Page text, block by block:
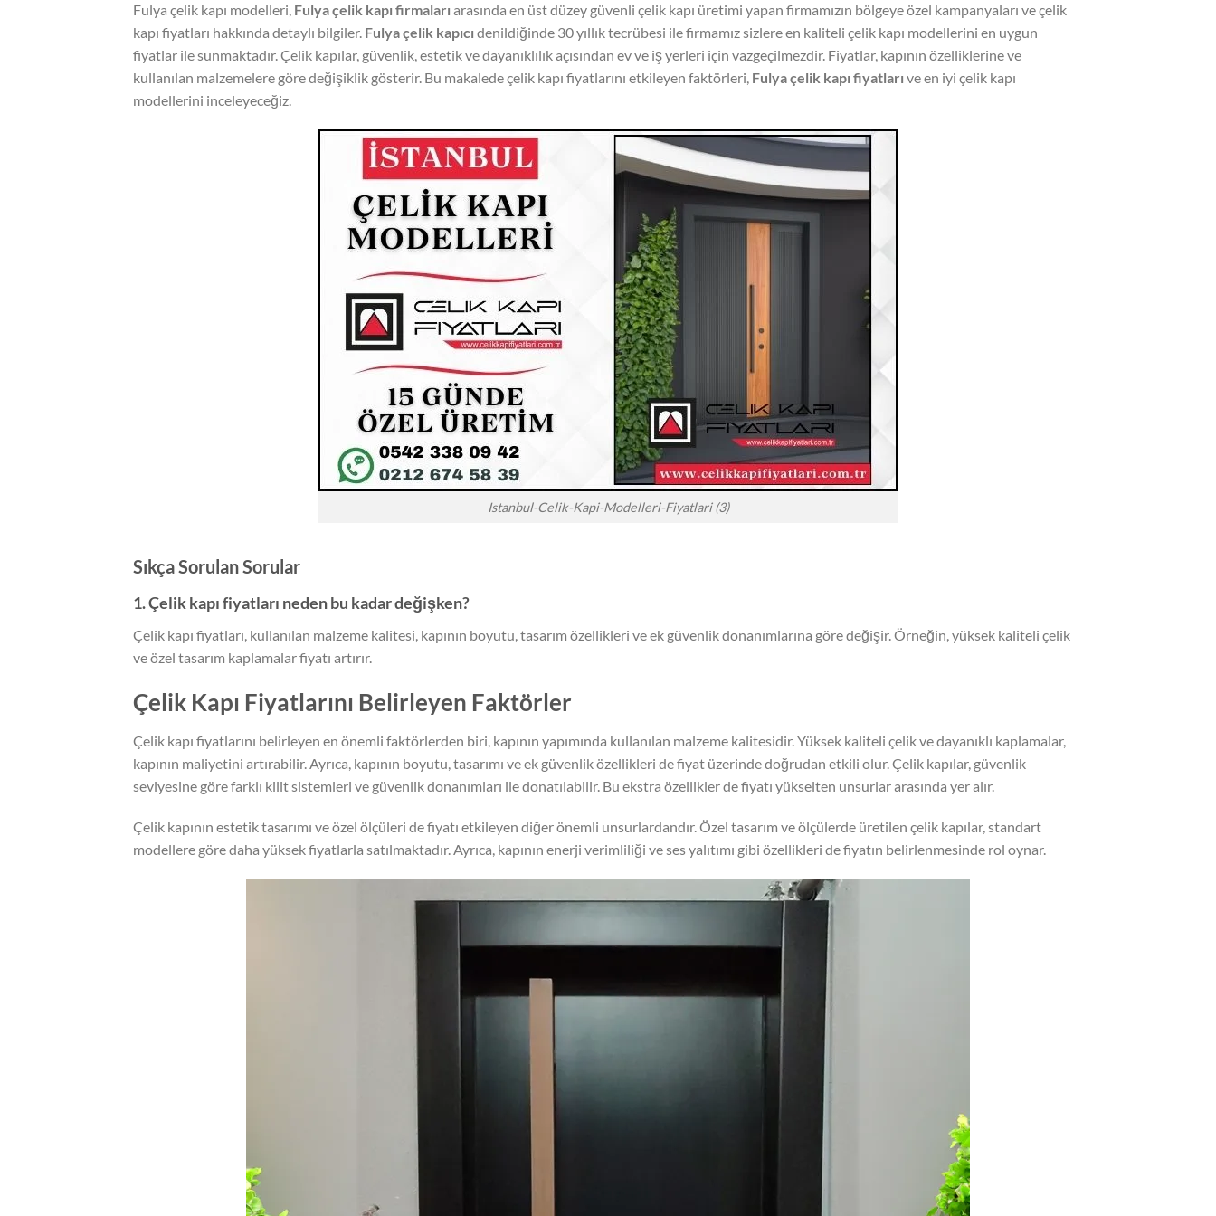
Fulya çelik kapı modelleri, Fulya çelik kapı firmaları arasında en üst düzey güvenli çelik kapı üretimi yapan firmamızın bölgeye özel kampanyaları ve çelik
kapı fiyatları hakkında detaylı bilgiler. Fulya çelik kapıcı denildiğinde 30 yıllık tecrübesi ile firmamız sizlere en kaliteli çelik kapı modellerini en uygun
fiyatlar ile sunmaktadır. Çelik kapılar, güvenlik, estetik ve dayanıklılık açısından ev ve iş yerleri için vazgeçilmezdir. Fiyatlar, kapının özelliklerine ve
kullanılan malzemelere göre değişiklik gösterir. Bu makalede çelik kapı fiyatlarını etkileyen faktörleri, Fulya çelik kapı fiyatları ve en iyi çelik kapı
modellerini inceleyeceğiz.
Istanbul-Celik-Kapi-Modelleri-Fiyatlari (3)
Sıkça Sorulan Sorular
1. Çelik kapı fiyatları neden bu kadar değişken?
Çelik kapı fiyatları, kullanılan malzeme kalitesi, kapının boyutu, tasarım özellikleri ve ek güvenlik donanımlarına göre değişir. Örneğin, yüksek kaliteli çelik
ve özel tasarım kaplamalar fiyatı artırır.
Çelik Kapı Fiyatlarını Belirleyen Faktörler
Çelik kapı fiyatlarını belirleyen en önemli faktörlerden biri, kapının yapımında kullanılan malzeme kalitesidir. Yüksek kaliteli çelik ve dayanıklı kaplamalar,
kapının maliyetini artırabilir. Ayrıca, kapının boyutu, tasarımı ve ek güvenlik özellikleri de fiyat üzerinde doğrudan etkili olur. Çelik kapılar, güvenlik
seviyesine göre farklı kilit sistemleri ve güvenlik donanımları ile donatılabilir. Bu ekstra özellikler de fiyatı yükselten unsurlar arasında yer alır.
Çelik kapının estetik tasarımı ve özel ölçüleri de fiyatı etkileyen diğer önemli unsurlardandır. Özel tasarım ve ölçülerde üretilen çelik kapılar, standart
modellere göre daha yüksek fiyatlarla satılmaktadır. Ayrıca, kapının enerji verimliliği ve ses yalıtımı gibi özellikleri de fiyatın belirlenmesinde rol oynar.